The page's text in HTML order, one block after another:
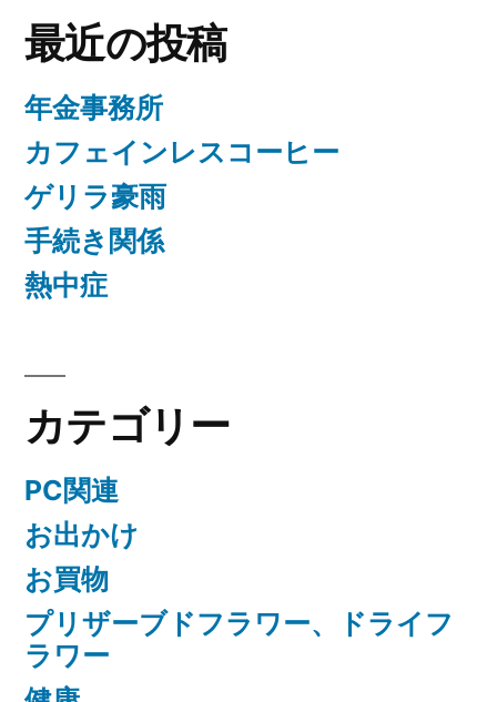
最近の投稿
年金事務所
カフェインレスコーヒー
ゲリラ豪雨
手続き関係
熱中症
カテゴリー
PC関連
お出かけ
お買物
プリザーブドフラワー、ドライフ
ラワー